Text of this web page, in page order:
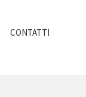
CONTATTI